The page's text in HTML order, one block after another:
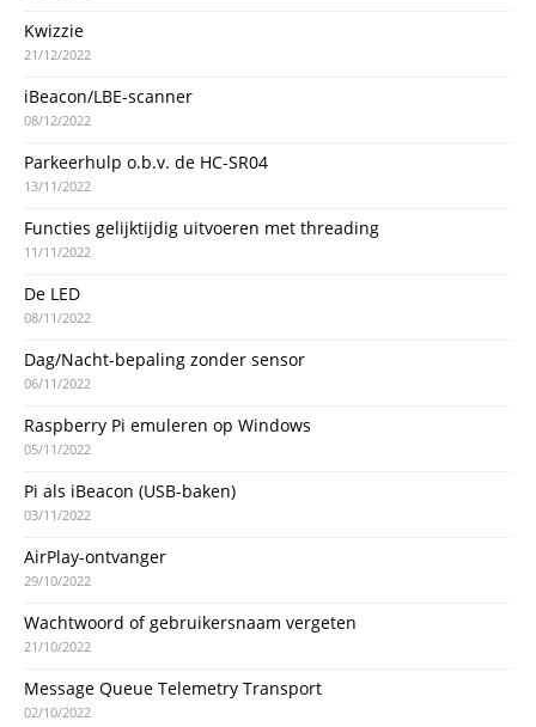
Kwizzie
21/12/2022
iBeacon/LBE-scanner
08/12/2022
Parkeerhulp o.b.v. de HC-SR04
13/11/2022
Functies gelijktijdig uitvoeren met threading
11/11/2022
De LED
08/11/2022
Dag/Nacht-bepaling zonder sensor
06/11/2022
Raspberry Pi emuleren op Windows
05/11/2022
Pi als iBeacon (USB-baken)
03/11/2022
AirPlay-ontvanger
29/10/2022
Wachtwoord of gebruikersnaam vergeten
21/10/2022
Message Queue Telemetry Transport
02/10/2022